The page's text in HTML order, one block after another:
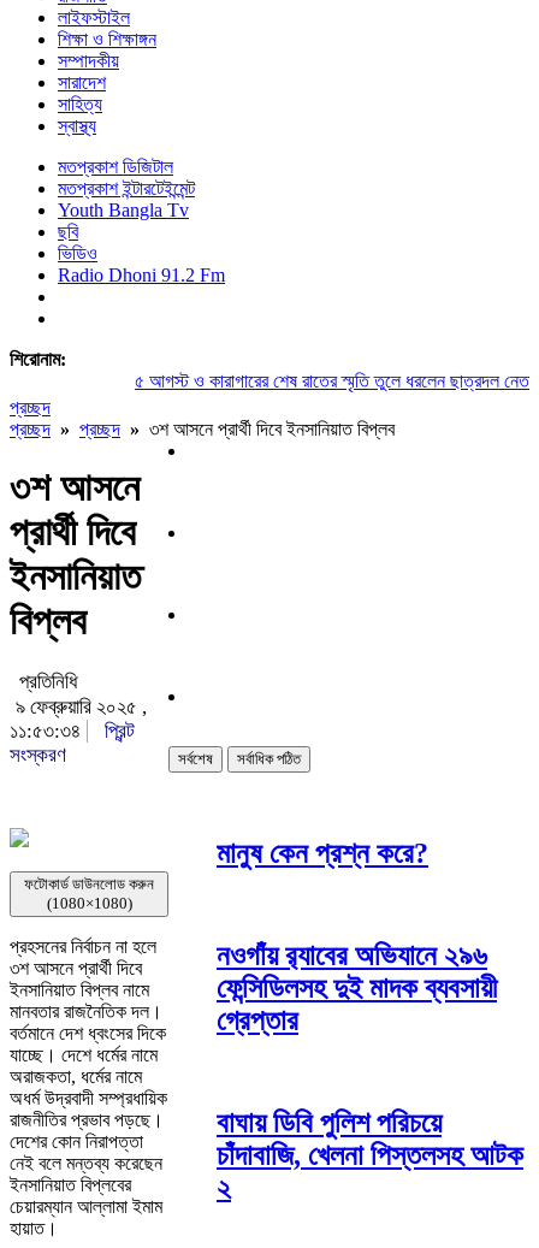
লাইফস্টাইল
শিক্ষা ও শিক্ষাঙ্গন
সম্পাদকীয়
সারাদেশ
সাহিত্য
স্বাস্থ্য
মতপ্রকাশ ডিজিটাল
মতপ্রকাশ ইন্টারটেইন্মেন্ট
Youth Bangla Tv
ছবি
ভিডিও
Radio Dhoni 91.2 Fm
শিরোনাম:
৫ আগস্ট ও কারাগারের শেষ রাতের স্মৃতি তুলে ধরলেন ছাত্রদল নেতা
প্রচ্ছদ
প্রচ্ছদ » প্রচ্ছদ » ৩শ আসনে প্রার্থী দিবে ইনসানিয়াত বিপ্লব
৩শ আসনে
প্রার্থী দিবে
ইনসানিয়াত
বিপ্লব
প্রতিনিধি
৯ ফেব্রুয়ারি ২০২৫ ,
১১:৫৩:৩৪
প্রিন্ট
সংস্করণ
ফটোকার্ড ডাউনলোড করুন
(1080×1080)
প্রহসনের নির্বাচন না হলে
৩শ আসনে প্রার্থী দিবে
ইনসানিয়াত বিপ্লব নামে
মানবতার রাজনৈতিক দল।
বর্তমানে দেশ ধ্বংসের দিকে
যাচ্ছে। দেশে ধর্মের নামে
অরাজকতা, ধর্মের নামে
অধর্ম উদ্রবাদী সম্প্রধায়িক
রাজনীতির প্রভাব পড়ছে।
দেশের কোন নিরাপত্তা
নেই বলে মন্তব্য করেছেন
ইনসানিয়াত বিপ্লবের
চেয়ারম্যান আল্লামা ইমাম
হায়াত।
সর্বশেষ সর্বাধিক পঠিত
মানুষ কেন প্রশ্ন করে?
নওগাঁয় র‌্যাবের অভিযানে ২৯৬
ফেন্সিডিলসহ দুই মাদক ব্যবসায়ী
গ্রেপ্তার
বাঘায় ডিবি পুলিশ পরিচয়ে
চাঁদাবাজি, খেলনা পিস্তলসহ আটক
২